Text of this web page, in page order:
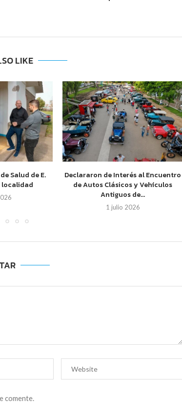
LIKE
Salud de E.
localidad
Declararon de Interés al Encuentro
de Autos Clásicos y Vehículos
Antiguos de...
1 julio 2026
comente.